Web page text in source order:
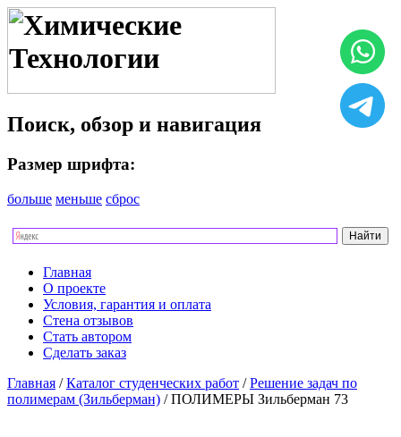
Поиск, обзор и навигация
Размер шрифта:
больше меньше сброс
Главная
О проекте
Условия, гарантия и оплата
Стена отзывов
Стать автором
Сделать заказ
Главная /Каталог студенческих работ /Решение задач по
полимерам (Зильберман) / ПОЛИМЕРЫ Зильберман 73